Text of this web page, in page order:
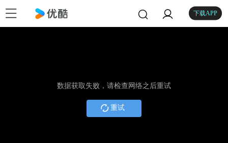
下载APP
数据获取失败，请检查网络之后重试
重试